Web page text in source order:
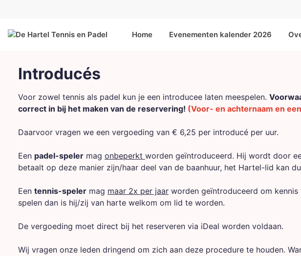
Home Evenementen kalender 2026
Introducés
Voor zowel tennis als padel kun je een introducee laten meespelen.
correct in bij het maken van de reservering! (Voor- en achternaam en
Daarvoor vragen we een vergoeding van € 6,25 per introducé per uur.
Een padel-speler mag onbeperkt worden geïntroduceerd. Hij wordt door
betaalt op deze manier zijn/haar deel van de baanhuur, het Hartel-lid kan
Een tennis-speler mag maar 2x per jaar worden geïntroduceerd om
spelen dan is hij/zij van harte welkom om lid te worden.
De vergoeding moet direct bij het reserveren via iDeal worden voldaan.
Wij vragen onze leden dringend om zich aan deze procedure te houden.